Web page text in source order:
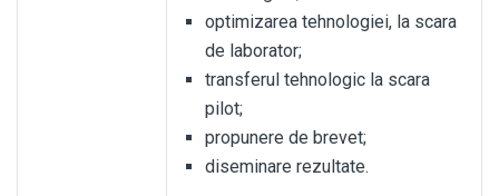
optimizarea tehnologiei, la scara
de laborator;
transferul tehnologic la scara
pilot;
propunere de brevet;
diseminare rezultate.